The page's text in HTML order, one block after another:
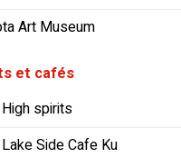
Art Museum
et cafés
spirits
Side Cafe Ku